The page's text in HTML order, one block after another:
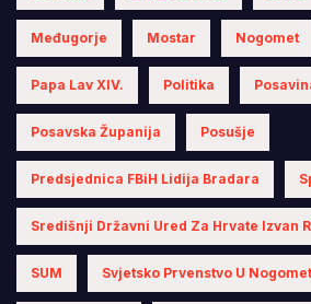
Međugorje Mostar Nogomet
Papa Lav XIV. Politika
Posavska Županija Posušje
Predsjednica FBiH Lidija Bradara
Središnji Državni Ured Za Hrvate Izvan
SUM Svjetsko Prvenstvo U